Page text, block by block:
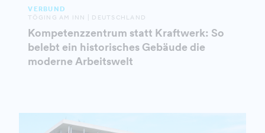
VERBUND
TÖGING AM INN | DEUTSCHLAND
Kompetenzzentrum statt Kraftwerk: So
belebt ein historisches Gebäude die
moderne Arbeitswelt